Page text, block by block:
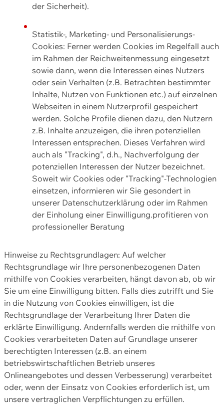
der Sicherheit).
Statistik-, Marketing- und Personalisierungs-
Cookies: Ferner werden Cookies im Regelfall auch
im Rahmen der Reichweitenmessung eingesetzt
sowie dann, wenn die Interessen eines Nutzers
oder sein Verhalten (z.B. Betrachten bestimmter
Inhalte, Nutzen von Funktionen etc.) auf einzelnen
Webseiten in einem Nutzerprofil gespeichert
werden. Solche Profile dienen dazu, den Nutzern
z.B. Inhalte anzuzeigen, die ihren potenziellen
Interessen entsprechen. Dieses Verfahren wird
auch als "Tracking", d.h., Nachverfolgung der
potenziellen Interessen der Nutzer bezeichnet.
Soweit wir Cookies oder "Tracking"-Technologien
einsetzen, informieren wir Sie gesondert in
unserer Datenschutzerklärung oder im Rahmen
der Einholung einer Einwilligung.profitieren von
professioneller Beratung
Hinweise zu Rechtsgrundlagen: Auf welcher
Rechtsgrundlage wir Ihre personenbezogenen Daten
mithilfe von Cookies verarbeiten, hängt davon ab, ob wir
Sie um eine Einwilligung bitten. Falls dies zutrifft und Sie
in die Nutzung von Cookies einwilligen, ist die
Rechtsgrundlage der Verarbeitung Ihrer Daten die
erklärte Einwilligung. Andernfalls werden die mithilfe von
Cookies verarbeiteten Daten auf Grundlage unserer
berechtigten Interessen (z.B. an einem
betriebswirtschaftlichen Betrieb unseres
Onlineangebotes und dessen Verbesserung) verarbeitet
oder, wenn der Einsatz von Cookies erforderlich ist, um
unsere vertraglichen Verpflichtungen zu erfüllen.